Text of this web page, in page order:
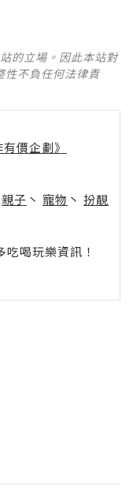
的立場。因此本站對
性不負任何法律責
價企劃》
親子 丶 寵物 丶 扮靚
喝玩樂資訊！